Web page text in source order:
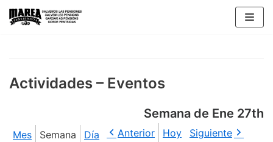
Saltar
Actividades – Eventos
Semana de Ene 27th
Mes Semana Día Anterior Hoy Siguiente